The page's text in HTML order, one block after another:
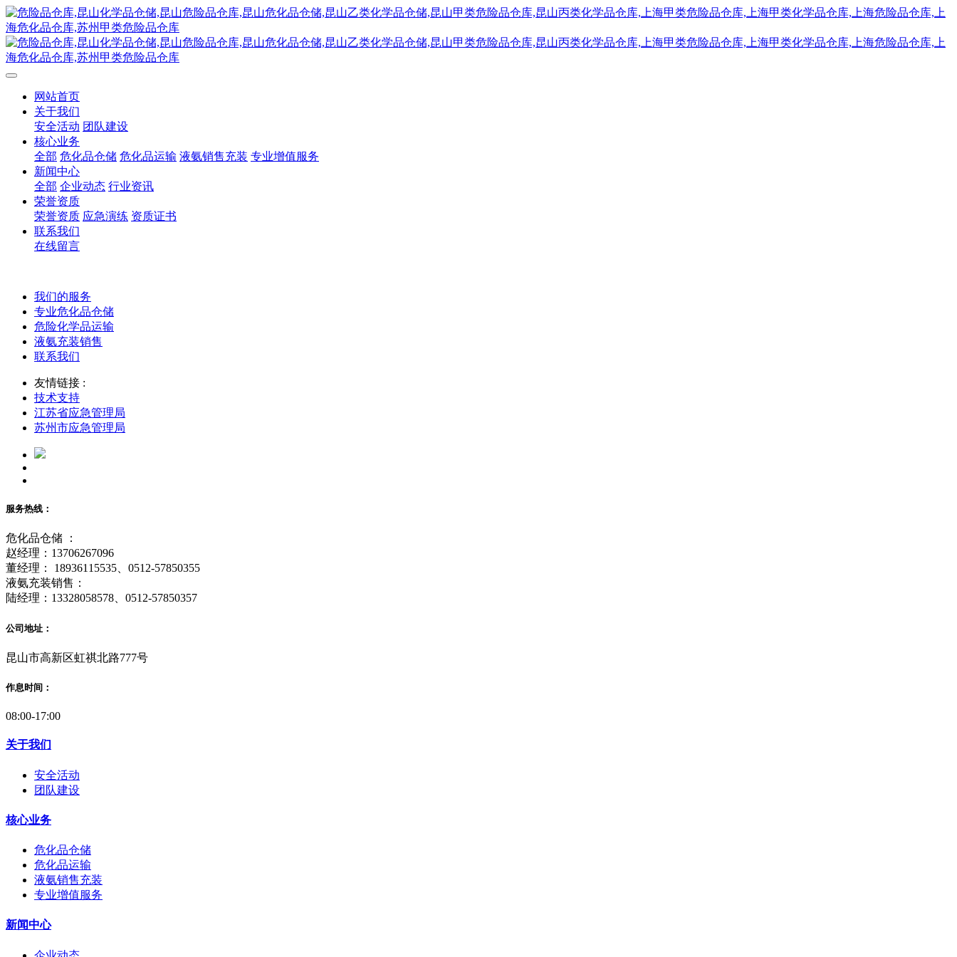
网站首页
关于我们
安全活动 团队建设
核心业务
全部 危化品仓储 危化品运输 液氨销售充装 专业增值服务
新闻中心
全部 企业动态 行业资讯
荣誉资质
荣誉资质 应急演练 资质证书
联系我们
在线留言
我们的服务
专业危化品仓储
危险化学品运输
液氨充装销售
联系我们
友情链接 :
技术支持
江苏省应急管理局
苏州市应急管理局
服务热线：
危化品仓储 ：
赵经理：13706267096
董经理： 18936115535、0512-57850355
液氨充装销售：
陆经理：13328058578、0512-57850357
公司地址：
昆山市高新区虹祺北路777号
作息时间：
08:00-17:00
关于我们
安全活动
团队建设
核心业务
危化品仓储
危化品运输
液氨销售充装
专业增值服务
新闻中心